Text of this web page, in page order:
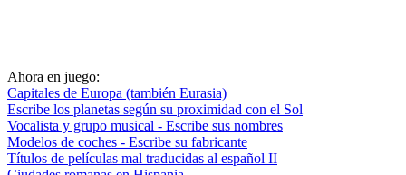
Ahora en juego:
Capitales de Europa (también Eurasia)
Escribe los planetas según su proximidad con el Sol
Vocalista y grupo musical - Escribe sus nombres
Modelos de coches - Escribe su fabricante
Títulos de películas mal traducidas al español II